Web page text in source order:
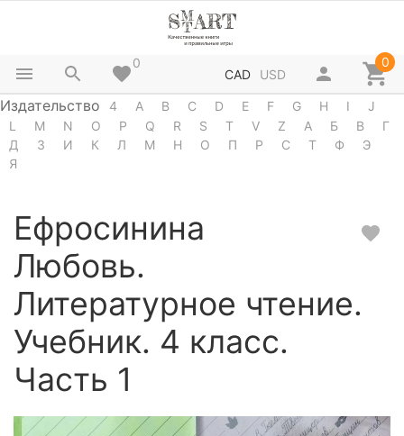
0
CAD USD
0
Издательство 4 A B C D E F G H I
J
L
M N O P Q R S T V Z А Б В
Г
Д
З И К Л М Н О П Р С Т Ф
Э
Я
Ефросинина
Любовь.
Литературное чтение.
Учебник. 4 класс.
Часть 1